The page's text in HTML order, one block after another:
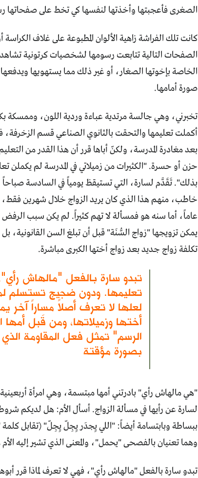
الصغرى فأعجبتها وأخذتها لنفسها كي تخط على صفحاتها
كانت تلك الفراشة زاهية الألوان المطبوعة على غلاف
الصفحات التالية تتابعت رسومها لشخصيات كرتونية
الخاصة بإخوتها الصغار، أو غير ذلك مما يستهويها
صورة أمامها.
تخبرني، وهي جالسة مرتدية عباءة وردية اللون، وممسكة
أكملت تعليمها والتحقت بالثانوي الصناعي قسم الزخرفة،
بعد مغادرة المدرسة، ولكنّ أباها قرر أن هذا القدر من
حزن أو حسرة. "الكثيرات من زميلاتي في المدرسة لم يكملن
بذلك". تَقَدَّم لسارة، التي تستيقظ يومياً في السادسة صباحاً
عاماً، أما سنه هو فمسألة لا تهم كثيراً. لم يكن سبب
يمكن تزويجها "زواج السُّنَة" قبل أن تبلغ السن القانونية، بل
تكلفة زواج جديد بعد زواج أختها الكبرى مباشرة.
تبدو سارة بالفعل "مالهاش
تعليمها. ودون ضجيج تستسلم
لعلها لا تعرف أصلاً مساراً آخر
أختها وزميلاتها، ومن قَبل
الرسم" تمثل فعل المقاومة
بصورة مؤقتة
"هي مالهاش رأي" بادرتني أمها مبتسمة، وهي امرأة
لسارة عن رأيها في مسألة الزواج. أسأل الأم: هل لديكم
ببساطة وبابتسامة أيضاً: "اللي يِجدَر يِجِلّ يِجِلّ" (تقابل
وهما تعنيان بالفصحى "يحمل"، والمعنى الذي تشير إليه الأم
تبدو سارة بالفعل "مالهاش رأي"، فهي لا تعرف لماذا قرر